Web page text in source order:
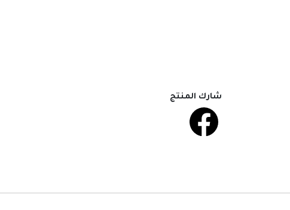
شارك المنتج